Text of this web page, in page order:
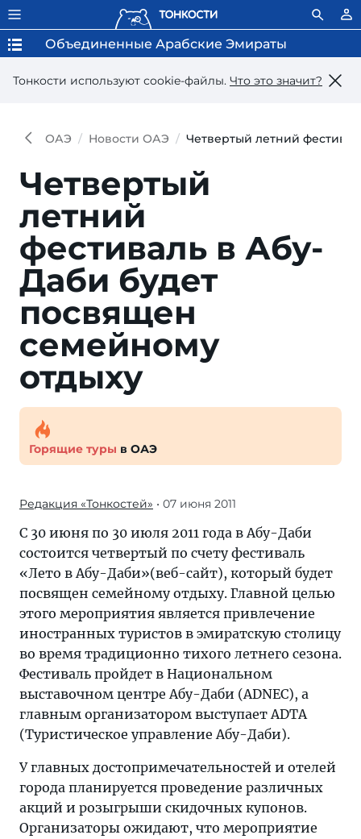
Тонкости используют сookie-файлы. Что это значит?
Объединенные Арабские Эмираты
ОАЭ Новости ОАЭ Четвертый летний
Четвертый
летний
фестиваль в Абу-
Даби будет
посвящен
семейному
отдыху
Горящие туры в ОАЭ
Редакция «Тонкостей» • 07 июня 2011
С 30 июня по 30 июля 2011 года в Абу-Даби
состоится четвертый по счету фестиваль
«Лето в Абу-Даби»(веб-сайт), который будет
посвящен семейному отдыху. Главной целью
этого мероприятия является привлечение
иностранных туристов в эмиратскую столицу
во время традиционно тихого летнего сезона.
Фестиваль пройдет в Национальном
выставочном центре Абу-Даби (ADNEC), а
главным организатором выступает ADTA
(Туристическое управление Абу-Даби).
У главных достопримечательностей и отелей
города планируется проведение различных
акций и розыгрыши скидочных купонов.
Организаторы ожидают, что мероприятие